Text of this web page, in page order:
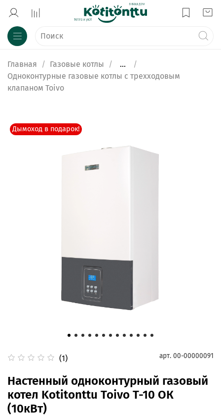
Главная Газовые котлы
...
Одноконтурные газовые котлы с трехходовым
клапаном Toivo
Дымоход в подарок!
(1) арт. 00-00000091
Настенный одноконтурный газовый
котел Kotitonttu Toivo T-10 OК
(10кВт)